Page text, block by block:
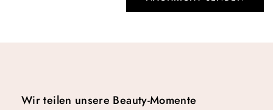
Wir teilen unsere Beauty-Momente